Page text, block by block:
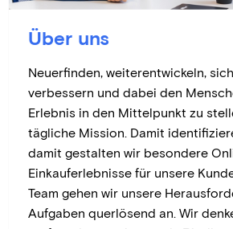
Über uns
Neuerfinden, weiterentwickeln,
verbessern und dabei den
Erlebnis in den Mittelpunkt zu
tägliche Mission. Damit
damit gestalten wir besondere
Einkauferlebnisse für unsere
Team gehen wir unsere
Aufgaben querlösend an. Wir